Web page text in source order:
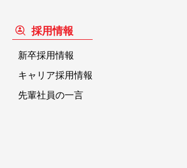
採用情報
新卒採用情報
キャリア採用情報
先輩社員の一言